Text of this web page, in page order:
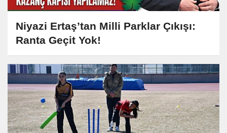
Niyazi Ertaş’tan Milli Parklar Çıkışı:
Ranta Geçit Yok!